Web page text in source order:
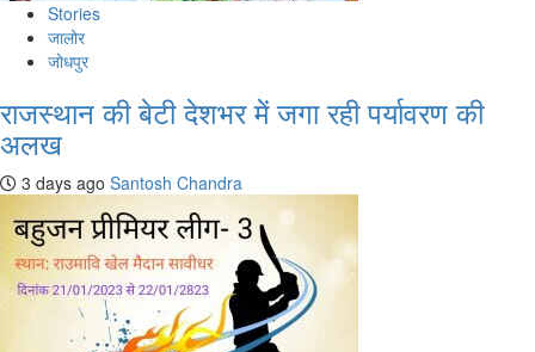
Stories
जालोर
जोधपुर
राजस्थान की बेटी देशभर में जगा रही पर्यावरण की
अलख
3 days ago Santosh Chandra